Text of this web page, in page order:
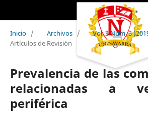
Inicio / Archivos / Vol. 3 Núm. 3
Artículos de Revisión
Prevalencia de las
relacionadas a
periférica